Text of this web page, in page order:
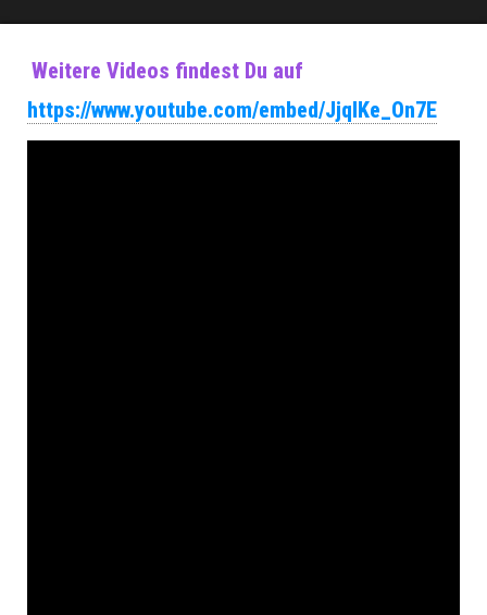
Weitere Videos findest Du auf
https://www.youtube.com/embed/JjqIKe_On7E